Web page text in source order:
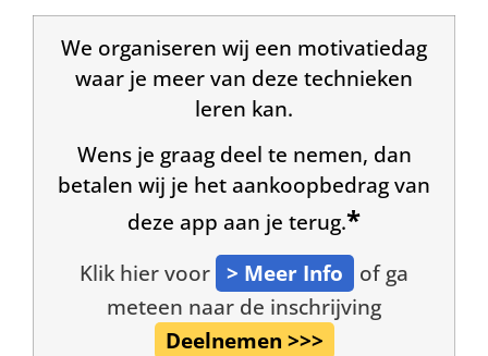
We organiseren wij een motivatiedag
waar je meer van deze technieken
leren kan.
Wens je graag deel te nemen, dan
betalen wij je het aankoopbedrag van
deze app aan je terug.*
Klik hier voor > Meer Info
of ga
meteen naar de inschrijving
Deelnemen >>>